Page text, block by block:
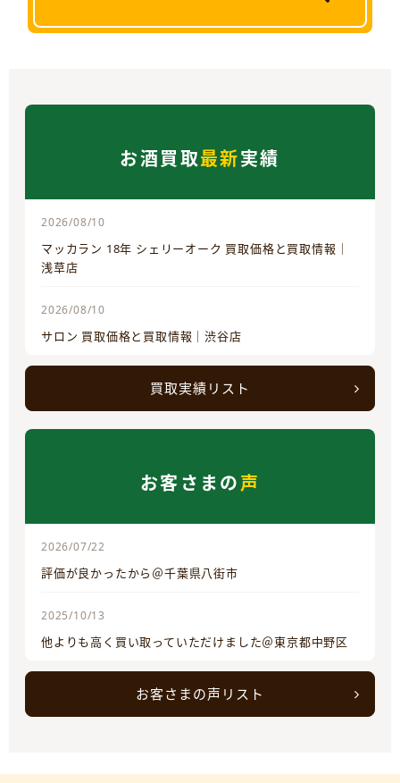
お酒買取最新実績
2026/08/10
マッカラン 18年 シェリーオーク 買取価格と買取情報｜
浅草店
2026/08/10
サロン 買取価格と買取情報｜渋谷店
買取実績リスト
お客さまの声
2026/07/22
評価が良かったから＠千葉県八街市
2025/10/13
他よりも高く買い取っていただけました＠東京都中野区
お客さまの声リスト